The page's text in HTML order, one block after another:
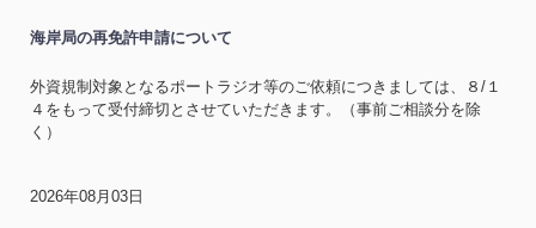
海岸局の再免許申請について
外資規制対象となるポートラジオ等のご依頼につきましては、８/１
４をもって受付締切とさせていただきます。（事前ご相談分を除
く）
2026年08月03日